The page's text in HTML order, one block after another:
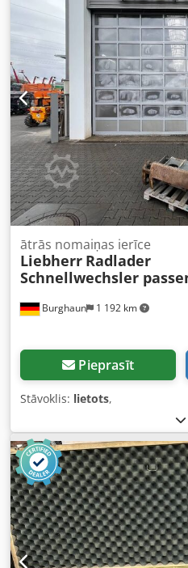
Burghaun 1 192 km
ātrās nomaiņas ierīce
Liebherr Radlader
Schnellwechsler
Pieprasīt
Stāvoklis: lietots,